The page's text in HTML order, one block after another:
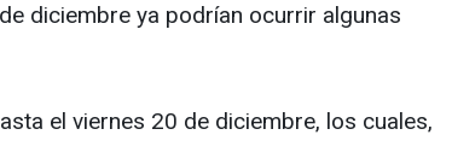
diciembre ya podrían ocurrir algunas
el viernes 20 de diciembre, los cuales,